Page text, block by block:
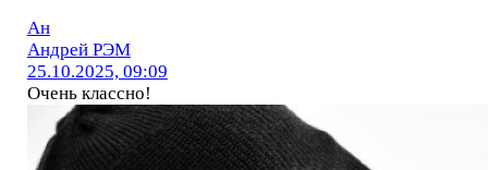
Ан
Андрей РЭМ
25.10.2025, 09:09
Очень классно!